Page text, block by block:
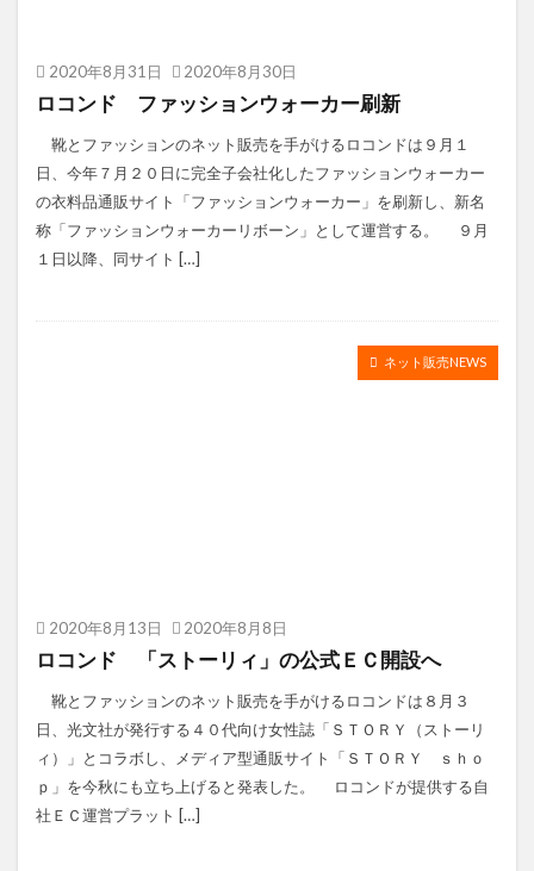
2020年8月31日 2020年8月30日
ロコンド ファッションウォーカー刷新
靴とファッションのネット販売を手がけるロコンドは９月１
日、今年７月２０日に完全子会社化したファッションウォーカー
の衣料品通販サイト「ファッションウォーカー」を刷新し、新名
称「ファッションウォーカーリボーン」として運営する。 ９月
１日以降、同サイト […]
ネット販売NEWS
2020年8月13日 2020年8月8日
ロコンド 「ストーリィ」の公式ＥＣ開設へ
靴とファッションのネット販売を手がけるロコンドは８月３
日、光文社が発行する４０代向け女性誌「ＳＴＯＲＹ（ストーリ
ィ）」とコラボし、メディア型通販サイト「ＳＴＯＲＹ ｓｈｏ
ｐ」を今秋にも立ち上げると発表した。 ロコンドが提供する自
社ＥＣ運営プラット […]